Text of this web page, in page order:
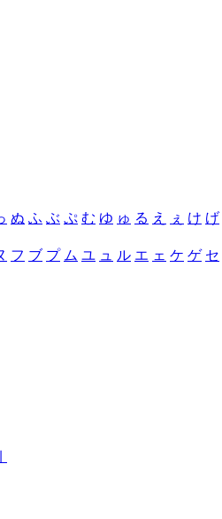
ぬ ふ ぶ ぷ む ゆ ゅ る え ぇ け げ
フ ブ プ ム ユ ュ ル エ ェ ケ ゲ セ